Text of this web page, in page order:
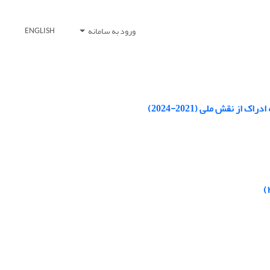
ورود به سامانه ENGLISH
نقش ملی (2021-2024)